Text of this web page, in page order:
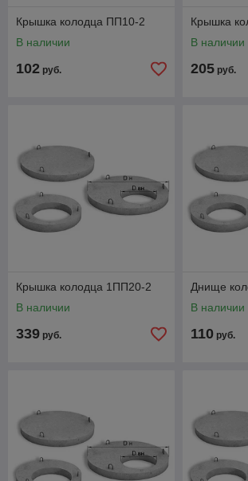
Крышка колодца ПП10-2
В наличии
102 руб.
Крышка
В наличии
205 руб.
Крышка колодца 1ПП20-2
В наличии
339 руб.
Днище
В наличии
110 руб.